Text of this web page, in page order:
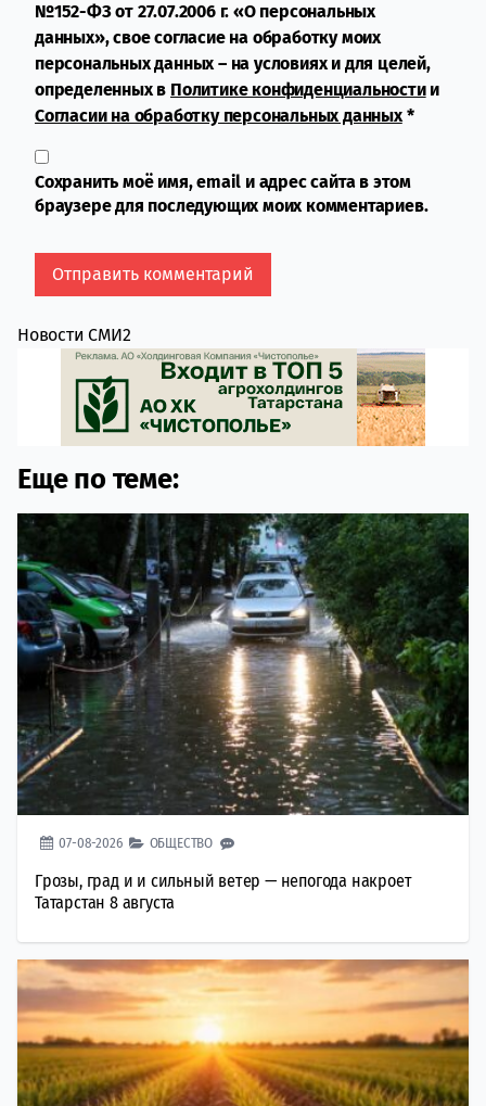
№152-ФЗ от 27.07.2006 г. «О персональных
данных», свое согласие на обработку моих
персональных данных – на условиях и для целей,
определенных в Политике конфиденциальностии
Согласии на обработку персональных данных*
Сохранить моё имя, email и адрес сайта в этом
браузере для последующих моих комментариев.
Новости СМИ2
Еще по теме:
07-08-2026 ОБЩЕСТВО
Грозы, град и и сильный ветер — непогода накроет
Татарстан 8 августа